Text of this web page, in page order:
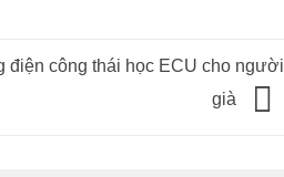
điện công thái học ECU cho người
già